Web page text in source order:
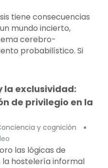
tiene consecuencias
mundo incierto,
cerebro-
probabilístico. Si
la exclusividad:
de privilegio en la
y cognición
las lógicas de
la hostelería informal